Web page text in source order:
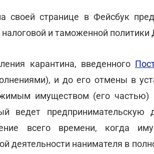
своей странице в Фейсбук
и таможенной политики
карантина, введенного
и до его отмены в
имуществом (его
ведет предпринимательскую
всего времени, когда
деятельности нанимателя в